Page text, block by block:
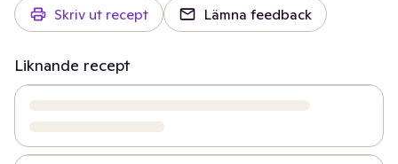
Skriv ut recept Lämna feedback
Liknande recept